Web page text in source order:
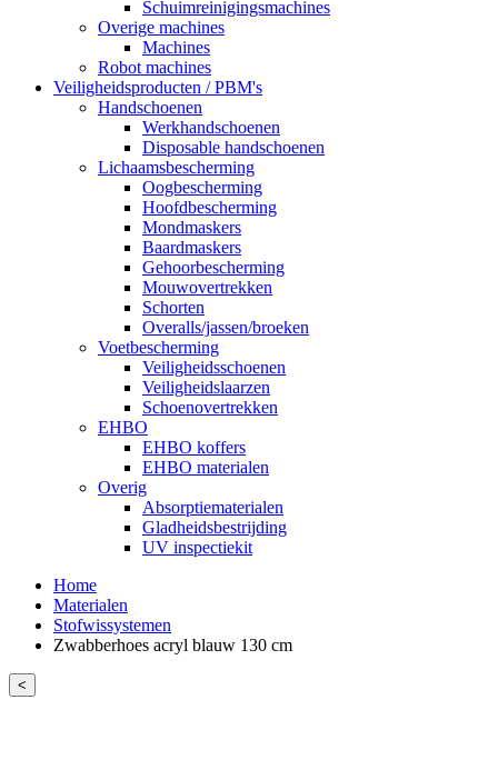
Schuimreinigingsmachines
Overige machines
Machines
Robot machines
Veiligheidsproducten / PBM's
Handschoenen
Werkhandschoenen
Disposable handschoenen
Lichaamsbescherming
Oogbescherming
Hoofdbescherming
Mondmaskers
Baardmaskers
Gehoorbescherming
Mouwovertrekken
Schorten
Overalls/jassen/broeken
Voetbescherming
Veiligheidsschoenen
Veiligheidslaarzen
Schoenovertrekken
EHBO
EHBO koffers
EHBO materialen
Overig
Absorptiematerialen
Gladheidsbestrijding
UV inspectiekit
Home
Materialen
Stofwissystemen
Zwabberhoes acryl blauw 130 cm
<